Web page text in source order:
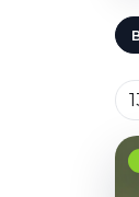
Сентябрь
Октябрь 2026
Ноябрь 2026
Декабрь